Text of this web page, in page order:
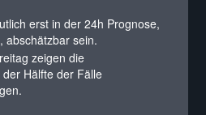
erst in der 24h Prognose,
abschätzbar sein.
zeigen die
Hälfte der Fälle